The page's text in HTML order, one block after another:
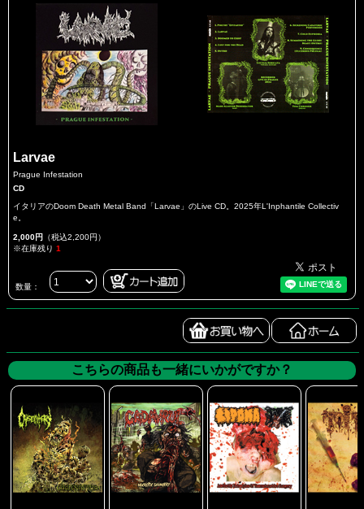
Larvae
Prague Infestation
CD
イタリアのDoom Death Metal Band「Larvae」のLive CD。2025年L'Inphantile Collectiv
e。
2,000円 （税込2,200円）
※在庫残り 1
数量：
こちらの商品も一緒にいかがですか？